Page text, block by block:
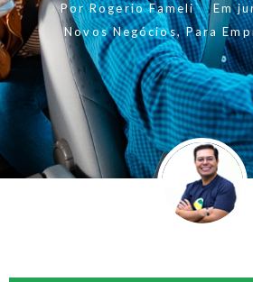
PorRogerio Fameli Em
Novos Negócios,Para